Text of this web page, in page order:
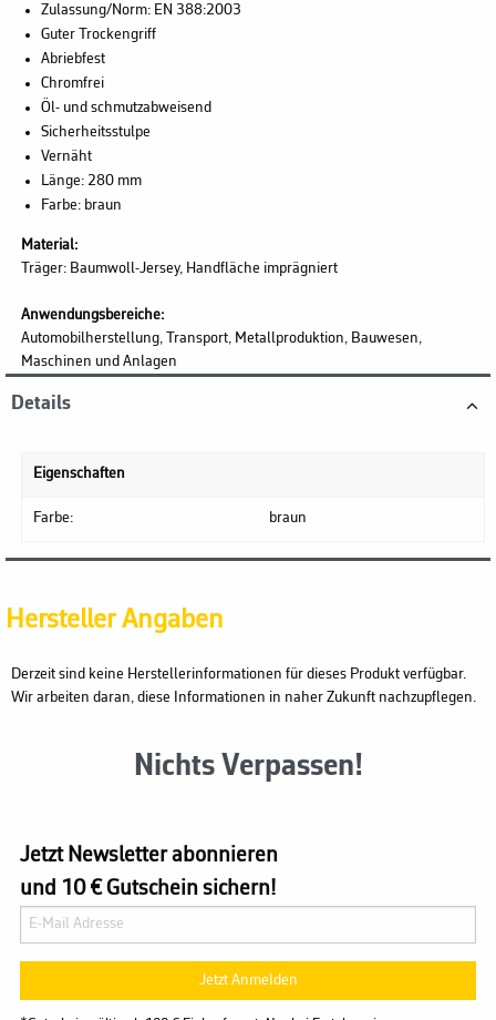
Zulassung/Norm: EN 388:2003
Guter Trockengriff
Abriebfest
Chromfrei
Öl- und schmutzabweisend
Sicherheitsstulpe
Vernäht
Länge: 280 mm
Farbe: braun
Material:
Träger: Baumwoll-Jersey, Handfläche imprägniert
Anwendungsbereiche:
Automobilherstellung, Transport, Metallproduktion, Bauwesen,
Maschinen und Anlagen
Details
Eigenschaften
Farbe: braun
Hersteller Angaben
Derzeit sind keine Herstellerinformationen für dieses Produkt verfügbar.
Wir arbeiten daran, diese Informationen in naher Zukunft nachzupflegen.
Nichts Verpassen!
Jetzt Newsletter abonnieren
und 10 € Gutschein sichern!
Jetzt Anmelden